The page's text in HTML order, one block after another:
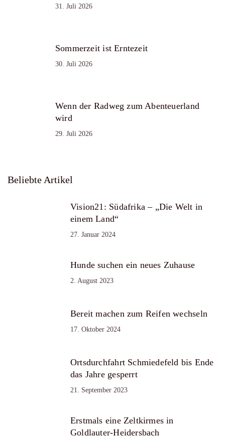
31. Juli 2026
Sommerzeit ist Erntezeit
30. Juli 2026
Wenn der Radweg zum Abenteuerland
wird
29. Juli 2026
Beliebte Artikel
Vision21: Südafrika – „Die Welt in
einem Land“
27. Januar 2024
Hunde suchen ein neues Zuhause
2. August 2023
Bereit machen zum Reifen wechseln
17. Oktober 2024
Ortsdurchfahrt Schmiedefeld bis Ende
das Jahre gesperrt
21. September 2023
Erstmals eine Zeltkirmes in
Goldlauter-Heidersbach